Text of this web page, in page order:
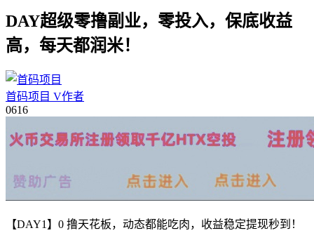
DAY超级零撸副业，零投入，保底收益
高，每天都润米！
首码项目 V作者
0616
【DAY1】0 撸天花板，动态都能吃肉，收益稳定提现秒到！